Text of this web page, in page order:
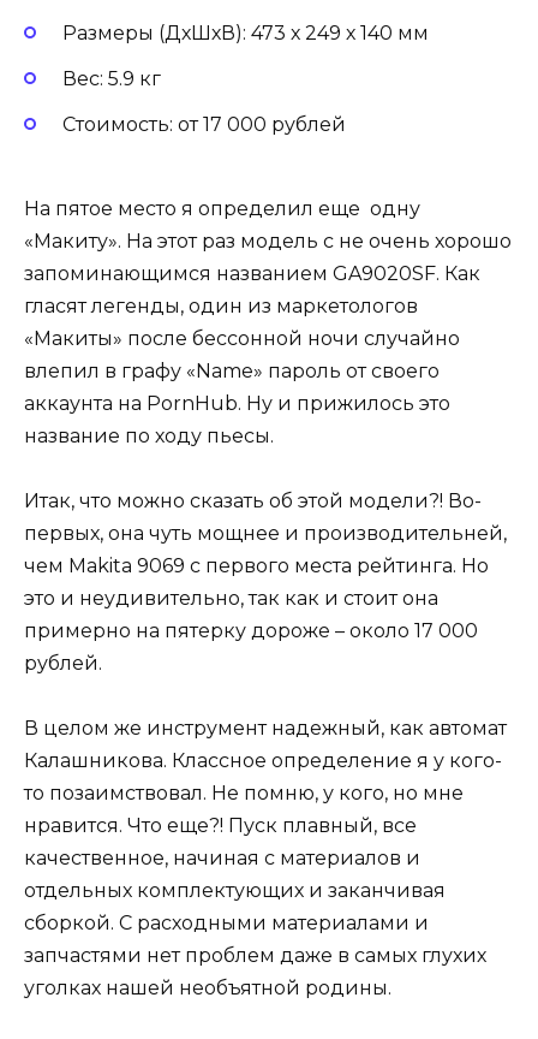
Размеры (ДхШхВ): 473 х 249 х 140 мм
Вес: 5.9 кг
Стоимость: от 17 000 рублей
На пятое место я определил еще одну
«Макиту». На этот раз модель с не очень хорошо
запоминающимся названием GA9020SF. Как
гласят легенды, один из маркетологов
«Макиты» после бессонной ночи случайно
влепил в графу «Name» пароль от своего
аккаунта на PornHub. Ну и прижилось это
название по ходу пьесы.
Итак, что можно сказать об этой модели?! Во-
первых, она чуть мощнее и производительней,
чем Makita 9069 с первого места рейтинга. Но
это и неудивительно, так как и стоит она
примерно на пятерку дороже – около 17 000
рублей.
В целом же инструмент надежный, как автомат
Калашникова. Классное определение я у кого-
то позаимствовал. Не помню, у кого, но мне
нравится. Что еще?! Пуск плавный, все
качественное, начиная с материалов и
отдельных комплектующих и заканчивая
сборкой. С расходными материалами и
запчастями нет проблем даже в самых глухих
уголках нашей необъятной родины.